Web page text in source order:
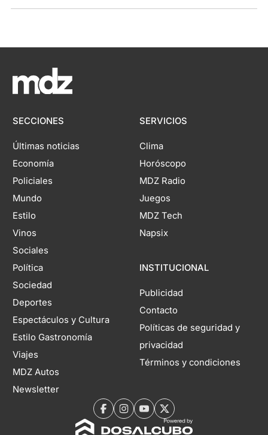
SECCIONES
Últimas noticias
Economía
Policiales
Mundo
Estilo
Vinos
Sociales
Política
Sociedad
Deportes
Espectáculos y Cultura
Estilo Gastronomía
Viajes
MDZ Autos
Newsletter
SERVICIOS
Clima
Horóscopo
MDZ Radio
Juegos
MDZ Tech
Napsix
INSTITUCIONAL
Publicidad
Contacto
Políticas de seguridad y
privacidad
Términos y condiciones